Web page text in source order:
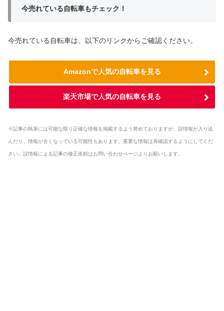
今売れている自転車もチェック！
今売れている自転車は、以下のリンクからご確認ください。
Amazonで人気の自転車を見る
楽天市場で人気の自転車を見る
※記事の執筆には可能な限り正確な情報を掲載するよう努めておりますが、誤情報が入り込
んだり、情報が古くなっている可能性もあります。重要な情報は再確認するようにしてくだ
さい。誤情報による記事の修正依頼はお問い合わせページよりお願いします。